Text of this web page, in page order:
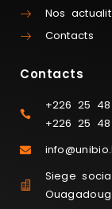
Nos
Contacts
Contacts
+226 25
+226 25
Siege